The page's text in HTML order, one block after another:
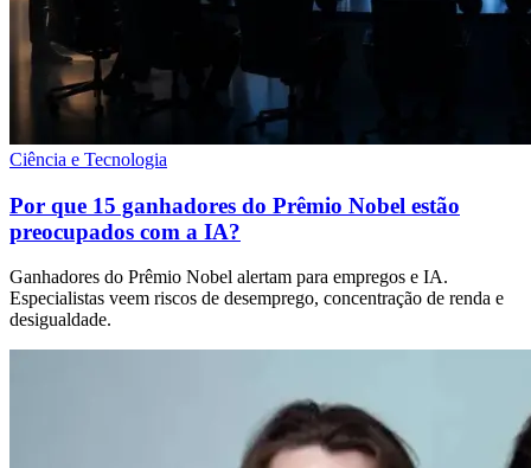
Ciência e Tecnologia
Por que 15 ganhadores do Prêmio Nobel estão
preocupados com a IA?
Ganhadores do Prêmio Nobel alertam para empregos e IA.
Especialistas veem riscos de desemprego, concentração de renda e
desigualdade.